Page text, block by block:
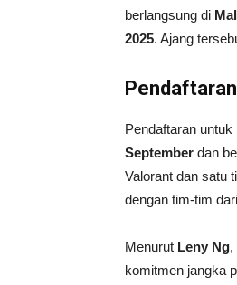
berlangsung di
2025. Ajang
Pendaftaran untuk
September dan
Valorant dan satu
dengan tim-tim
Menurut Leny Ng,
komitmen jangka